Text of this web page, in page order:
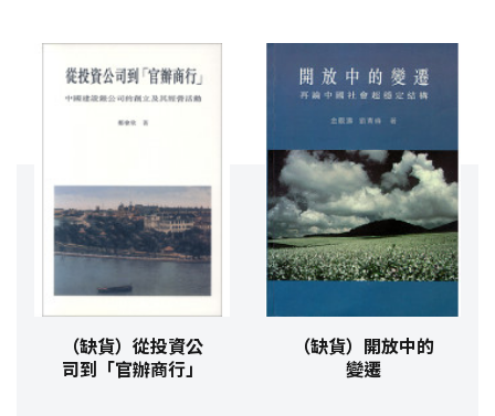
（缺貨）從投資公
司到「官辦商行」
（缺貨）開放中的
變遷